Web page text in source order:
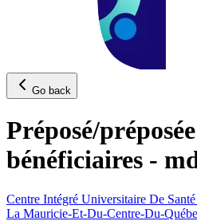
Go back
Préposé/
bénéficiaires -
Centre Intégré Universitaire De
La Mauricie-Et-Du-Centre-Du-